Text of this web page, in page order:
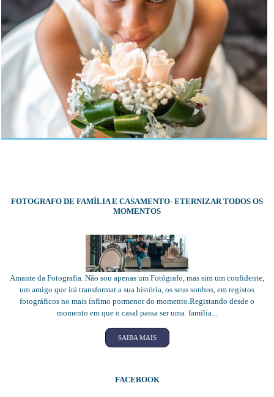
FOTOGRAFO DE FAMÍLIA E CASAMENTO- ETERNIZAR TODOS OS
MOMENTOS
Amante da Fotografia. Não sou apenas um Fotógrafo, mas sim um confidente,
um amigo que irá transformar a sua história, os seus sonhos, em registos
fotográficos no mais ínfimo pormenor do momento.Registando desde o
momento em que o casal passa ser uma família...
SAIBA MAIS
FACEBOOK